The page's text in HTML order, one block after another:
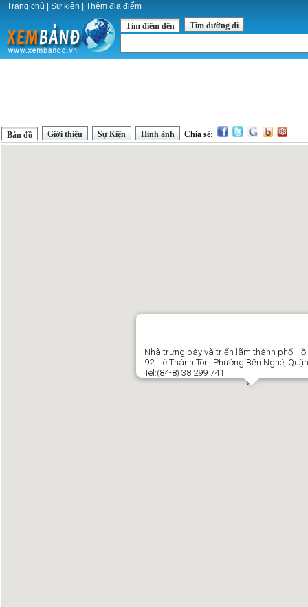
Trang chủ Sự kiện Thêm địa điểm
Tìm điểm đến Tìm đường đi
Bản đồ Giới thiệu Sự Kiện Hình ảnh Chia sẻ:
Nhà trưng bày và triển lãm thành phố Hồ
92, Lê Thánh Tôn, Phường Bến Nghé,
Tel:(84-8) 38 299 741